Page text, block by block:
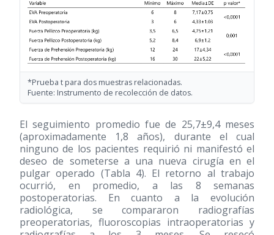
*Prueba t para dos muestras relacionadas.
Fuente: Instrumento de recolección de datos.
El seguimiento promedio fue de 25,7±9,4 meses
(aproximadamente 1,8 años), durante el cual
ninguno de los pacientes requirió ni manifestó el
deseo de someterse a una nueva cirugía en el
pulgar operado (Tabla 4). El retorno al trabajo
ocurrió, en promedio, a las 8 semanas
postoperatorias. En cuanto a la evolución
radiológica, se compararon radiografías
preoperatorias, fluoroscopias intraoperatorias y